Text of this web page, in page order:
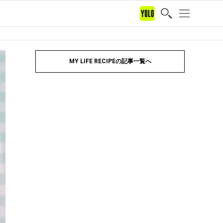
MY LIFE RECIPEの記事一覧へ